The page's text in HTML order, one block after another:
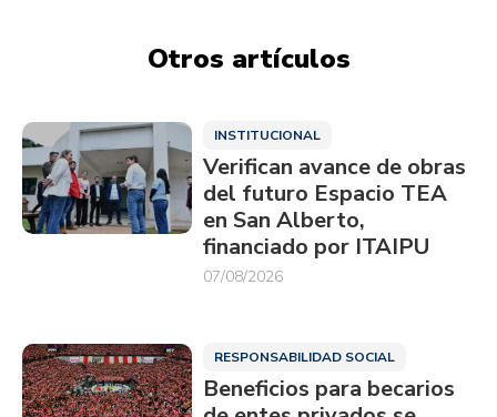
Otros artículos
INSTITUCIONAL
Verifican avance de obras
del futuro Espacio TEA
en San Alberto,
financiado por ITAIPU
07/08/2026
RESPONSABILIDAD SOCIAL
Beneficios para becarios